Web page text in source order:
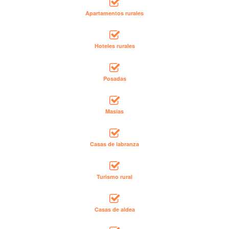
Apartamentos rurales
Hoteles rurales
Posadas
Masías
Casas de labranza
Turismo rural
Casas de aldea